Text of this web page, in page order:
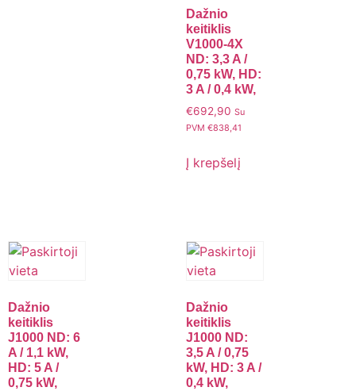
Dažnio
keitiklis
V1000-4X
ND: 3,3 A /
0,75 kW, HD:
3 A / 0,4 kW,
€692,90 Su
PVM €838,41
Į krepšelį
Dažnio
keitiklis
J1000 ND: 6
A / 1,1 kW,
HD: 5 A /
0,75 kW,
Dažnio
keitiklis
J1000 ND:
3,5 A / 0,75
kW, HD: 3 A /
0,4 kW,